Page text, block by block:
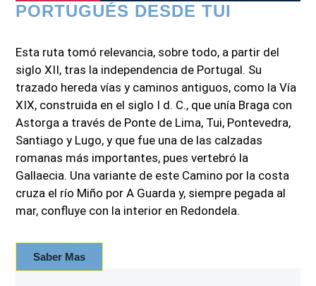
PORTUGUÉS DESDE TUI
Esta ruta tomó relevancia, sobre todo, a partir del
siglo XII, tras la independencia de Portugal. Su
trazado hereda vías y caminos antiguos, como la Vía
XIX, construida en el siglo I d. C., que unía Braga con
Astorga a través de Ponte de Lima, Tui, Pontevedra,
Santiago y Lugo, y que fue una de las calzadas
romanas más importantes, pues vertebró la
Gallaecia. Una variante de este Camino por la costa
cruza el río Miño por A Guarda y, siempre pegada al
mar, confluye con la interior en Redondela.
Saber Mas